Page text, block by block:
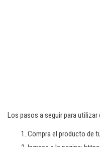
Los pasos a seguir para
Compra el producto de